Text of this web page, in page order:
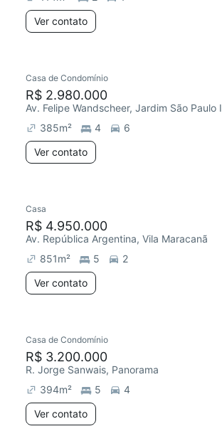
Ver contato
Casa de Condomínio
R$ 2.980.000
Av. Felipe Wandscheer, Jardim São Paulo I
385m² 4
6
Ver contato
Casa
R$ 4.950.000
Av. República Argentina, Vila Maracanã
851m² 5
2
Ver contato
Casa de Condomínio
R$ 3.200.000
R. Jorge Sanwais, Panorama
394m² 5
4
Ver contato